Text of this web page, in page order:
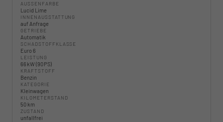
AUSSENFARBE
Lucid Lime
INNENAUSSTATTUNG
auf Anfrage
GETRIEBE
Automatik
SCHADSTOFFKLASSE
Euro 6
LEISTUNG
66 kW (90 PS)
KRAFTSTOFF
Benzin
KATEGORIE
Kleinwagen
KILOMETERSTAND
50 km
ZUSTAND
unfallfrei